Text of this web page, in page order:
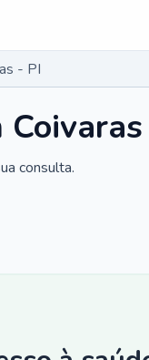
- PI
consulta.